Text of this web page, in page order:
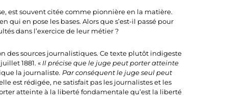
est souvent citée comme pionnière en la matière.
qui en pose les bases. Alors que s’est-il passé pour
dans l’exercice de leur métier ?
des sources journalistiques. Ce texte plutôt indigeste
1881. « Il précise que le juge peut porter atteinte
la journaliste. Par conséquent le juge seul peut
est rédigée, ne satisfait pas les journalistes et les
atteinte à la liberté fondamentale qu’est la liberté